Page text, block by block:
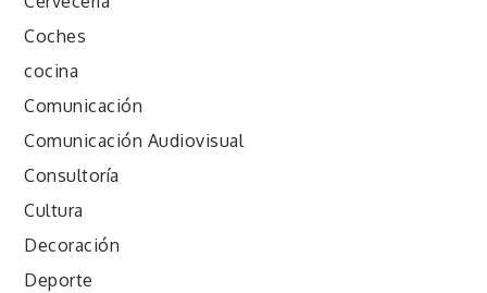
Coches
cocina
Comunicación
Comunicación Audiovisual
Consultoría
Cultura
Decoración
Deporte